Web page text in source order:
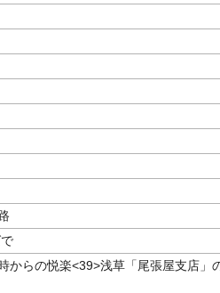
からの悦楽<39>浅草「尾張屋支店」